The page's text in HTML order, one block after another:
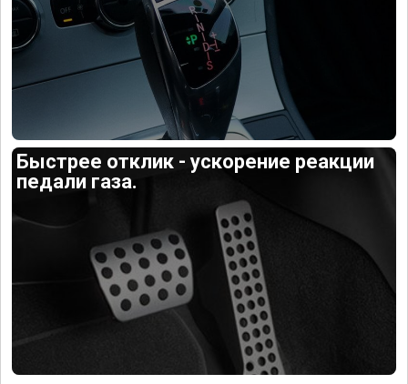
Быстрее отклик - ускорение реакции
педали газа.